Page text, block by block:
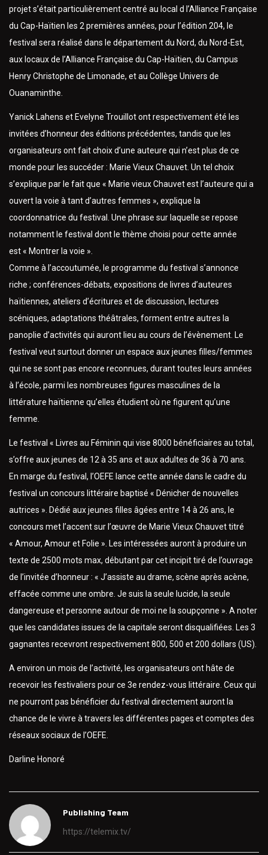
projet s’était particulièrement centré au local d l’Alliance Française
du Cap-Haïtien les 2 premières années, pour l’édition 204, le
festival sera réalisé dans le département du Nord, du Nord-Est,
aux locaux de l’Alliance Française du Cap-Haïtien, du Campus
Henry Christophe de Limonade, et au Collège Univers de
Ouanaminthe.
Yanick Lahens et Evelyne Trouillot ont respectivement été les
invitées d’honneur des éditions précédentes, tandis que les
organisateurs ont fait choix d’une auteure qui n’est plus de ce
monde pour les succéder : Marie Vieux Chauvet. Un tel choix
s’explique par le fait que « Marie vieux Chauvet est l’auteure qui a
ouvert la voie à tant d’autres femmes », explique la
coordonnatrice du festival. Une phrase sur laquelle se repose
notamment le festival dont le thème choisi pour cette année
est « Montrer la voie ».
Comme à l’accoutumée, le programme du festival s’annonce
riche ; conférences-débats, expositions de livres d’auteures
haïtiennes, ateliers d’écritures et de discussion, lectures
scéniques, adaptations théâtrales, forment entre autres la
panoplie d’activités qui auront lieu au cours de l’évènement. Le
festival veut surtout donner un espace aux jeunes filles/femmes
qui ne se sont pas encore reconnues, durant toutes leurs années
à l’école, parmi les nombreuses figures masculines de la
littérature haïtienne qu’elles étudient où ne figurent qu’une
femme.
Le festival « Livres au Féminin qui vise 8000 bénéficiaires au total,
s’offre aux jeunes de 12 à 35 ans et aux adultes de 36 à 70 ans.
En marge du festival, l’OEFE lance cette année dans le cadre du
festival un concours littéraire baptisé « Dénicher de nouvelles
autrices ». Dédié aux jeunes filles âgées entre 14 à 26 ans, le
concours met l’accent sur l’œuvre de Marie Vieux Chauvet titré
« Amour, Amour et Folie ». Les intéressées auront à produire un
texte de 2500 mots max, débutant par cet incipit tiré de l’ouvrage
de l’invitée d’honneur : « J’assiste au drame, scène après acène,
effacée comme une ombre. Je suis la seule lucide, la seule
dangereuse et personne autour de moi ne la soupçonne ». A noter
que les candidates issues de la capitale seront disqualifiées. Les 3
gagnantes recevront respectivement 800, 500 et 200 dollars (US).
A environ un mois de l’activité, les organisateurs ont hâte de
recevoir les festivaliers pour ce 3e rendez-vous littéraire. Ceux qui
ne pourront pas bénéficier du festival directement auront la
chance de le vivre à travers les différentes pages et comptes des
réseaux sociaux de l’OEFE.
Darline Honoré
Publishing Team
https://telemix.tv/